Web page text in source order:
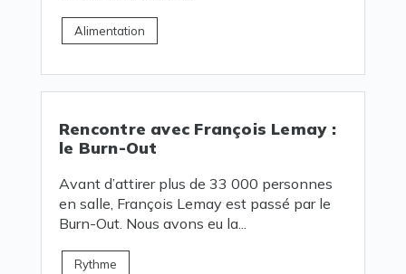
Alimentation
Rencontre avec François Lemay :
le Burn-Out
Avant d’attirer plus de 33 000 personnes
en salle, François Lemay est passé par le
Burn-Out. Nous avons eu la...
Rythme